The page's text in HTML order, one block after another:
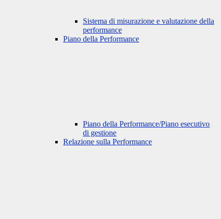
Sistema di misurazione e valutazione della
performance
Piano della Performance
Piano della Performance/Piano esecutivo
di gestione
Relazione sulla Performance